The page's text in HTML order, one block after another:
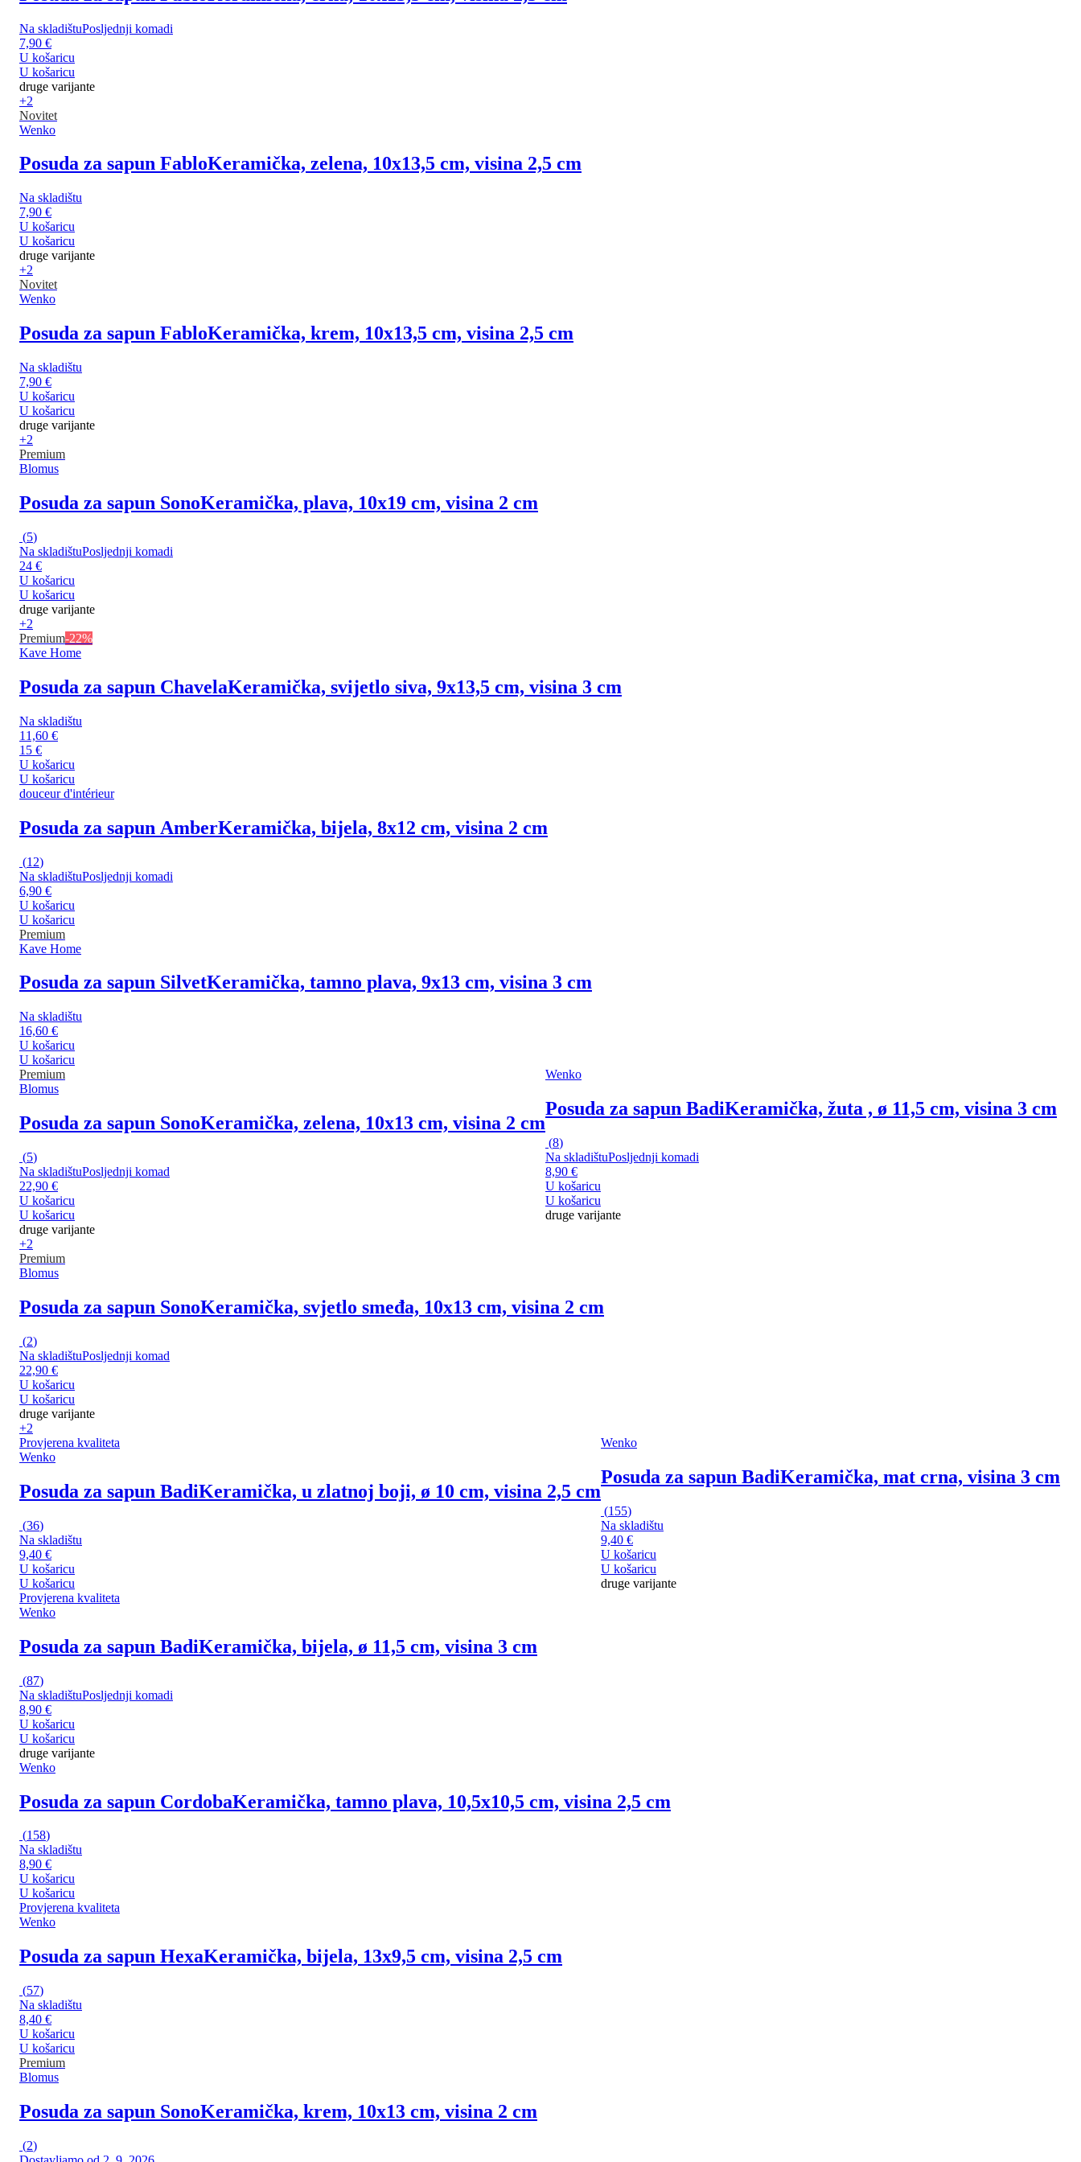
Na skladištuPosljednji komadi
7,90 €
U košaricu
U košaricu
druge varijante
+2
Novitet
Wenko
Posuda za sapun FabloKeramička, zelena, 10x13,5 cm, visina 2,5 cm
Na skladištu
7,90 €
U košaricu
U košaricu
druge varijante
+2
Novitet
Wenko
Posuda za sapun FabloKeramička, krem, 10x13,5 cm, visina 2,5 cm
Na skladištu
7,90 €
U košaricu
U košaricu
druge varijante
+2
Premium
Blomus
Posuda za sapun SonoKeramička, plava, 10x19 cm, visina 2 cm
(5)
Na skladištuPosljednji komadi
24 €
U košaricu
U košaricu
druge varijante
+2
Premium-22%
Kave Home
Posuda za sapun ChavelaKeramička, svijetlo siva, 9x13,5 cm, visina 3 cm
Na skladištu
11,60 €
15 €
U košaricu
U košaricu
douceur d'intérieur
Posuda za sapun AmberKeramička, bijela, 8x12 cm, visina 2 cm
(12)
Na skladištuPosljednji komadi
6,90 €
U košaricu
U košaricu
Premium
Kave Home
Posuda za sapun SilvetKeramička, tamno plava, 9x13 cm, visina 3 cm
Na skladištu
16,60 €
U košaricu
U košaricu
Premium
Blomus
Posuda za sapun SonoKeramička, zelena, 10x13 cm, visina 2 cm
(5)
Na skladištuPosljednji komad
22,90 €
U košaricu
U košaricu
druge varijante
+2
Wenko
Posuda za sapun BadiKeramička, žuta , ø 11,5 cm, visina 3 cm
(8)
Na skladištuPosljednji komadi
8,90 €
U košaricu
U košaricu
druge varijante
Premium
Blomus
Posuda za sapun SonoKeramička, svjetlo smeđa, 10x13 cm, visina 2 cm
(2)
Na skladištuPosljednji komad
22,90 €
U košaricu
U košaricu
druge varijante
+2
Provjerena kvaliteta
Wenko
Posuda za sapun BadiKeramička, u zlatnoj boji, ø 10 cm, visina 2,5 cm
(36)
Na skladištu
9,40 €
U košaricu
U košaricu
Wenko
Posuda za sapun BadiKeramička, mat crna, visina 3 cm
(155)
Na skladištu
9,40 €
U košaricu
U košaricu
druge varijante
Provjerena kvaliteta
Wenko
Posuda za sapun BadiKeramička, bijela, ø 11,5 cm, visina 3 cm
(87)
Na skladištuPosljednji komadi
8,90 €
U košaricu
U košaricu
druge varijante
Wenko
Posuda za sapun CordobaKeramička, tamno plava, 10,5x10,5 cm, visina 2,5 cm
(158)
Na skladištu
8,90 €
U košaricu
U košaricu
Provjerena kvaliteta
Wenko
Posuda za sapun HexaKeramička, bijela, 13x9,5 cm, visina 2,5 cm
(57)
Na skladištu
8,40 €
U košaricu
U košaricu
Premium
Blomus
Posuda za sapun SonoKeramička, krem, 10x13 cm, visina 2 cm
(2)